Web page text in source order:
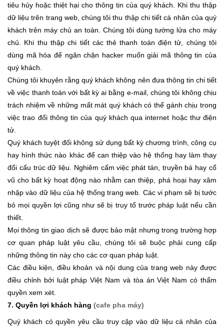
tiêu hủy hoặc thiệt hại cho thông tin của quý khách. Khi thu thập
dữ liệu trên trang web, chúng tôi thu thập chi tiết cá nhân của quý
khách trên máy chủ an toàn. Chúng tôi dùng tường lửa cho máy
chủ. Khi thu thập chi tiết các thẻ thanh toán điện tử, chúng tôi
dùng mã hóa để ngăn chặn hacker muốn giải mã thông tin của
quý khách.
Chúng tôi khuyên rằng quý khách không nên đưa thông tin chi tiết
về việc thanh toán với bất kỳ ai bằng e-mail, chúng tôi không chịu
trách nhiệm về những mất mát quý khách có thể gánh chịu trong
việc trao đổi thông tin của quý khách qua internet hoặc thư điện
tử.
Quý khách tuyệt đối không sử dụng bất kỳ chương trình, công cụ
hay hình thức nào khác để can thiệp vào hệ thống hay làm thay
đổi cấu trúc dữ liệu. Nghiêm cấm việc phát tán, truyền bá hay cổ
vũ cho bất kỳ hoạt động nào nhằm can thiệp, phá hoại hay xâm
nhập vào dữ liệu của hệ thống trang web. Các vi phạm sẽ bị tước
bỏ mọi quyền lợi cũng như sẽ bị truy tố trước pháp luật nếu cần
thiết.
Mọi thông tin giao dịch sẽ được bảo mật nhưng trong trường hợp
cơ quan pháp luật yêu cầu, chúng tôi sẽ buộc phải cung cấp
những thông tin này cho các cơ quan pháp luật.
Các điều kiện, điều khoản và nội dung của trang web này được
điều chỉnh bởi luật pháp Việt Nam và tòa án Việt Nam có thẩm
quyền xem xét.
7. Quyền lợi khách hàng (cafe pha máy)
Quý khách có quyền yêu cầu truy cập vào dữ liệu cá nhân của